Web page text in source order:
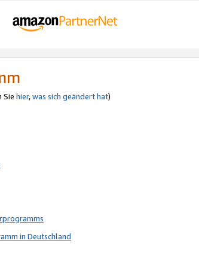
Sie hier,was sich geändert hat)
in Deutschland